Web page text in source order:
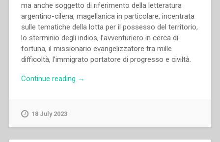
ma anche soggetto di riferimento della letteratura
argentino-cilena, magellanica in particolare, incentrata
sulle tematiche della lotta per il possesso del territorio,
lo sterminio degli indios, l’avventuriero in cerca di
fortuna, il missionario evangelizzatore tra mille
difficoltà, l’immigrato portatore di progresso e civiltà.
Continue reading “Francesco
→
18 July 2023